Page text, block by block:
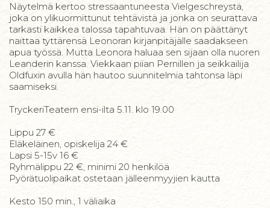
Näytelmä kertoo stressaantuneesta Vielgeschreystä,
joka on ylikuormittunut tehtävistä ja jonka on seurattava
tarkasti kaikkea talossa tapahtuvaa. Hän on päättänyt
naittaa tyttärensä Leonoran kirjanpitäjälle saadakseen
apua työssä. Mutta Leonora haluaa sen sijaan olla nuoren
Leanderin kanssa. Viekkaan piian Pernillen ja seikkailija
Oldfuxin avulla hän hautoo suunnitelmia tahtonsa läpi
saamiseksi.
TryckeriTeatern ensi-ilta 5.11. klo 19.00
Lippu 27 €
Eläkeläinen, opiskelija 24 €
Lapsi 5-15v 16 €
Ryhmälippu 22 €, minimi 20 henkilöä
Pyörätuolipaikat ostetaan jälleenmyyjien kautta
Kesto 150 min., 1 väliaika